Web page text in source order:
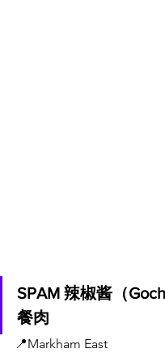
SPAM 辣椒酱（
餐肉
📍Markham East